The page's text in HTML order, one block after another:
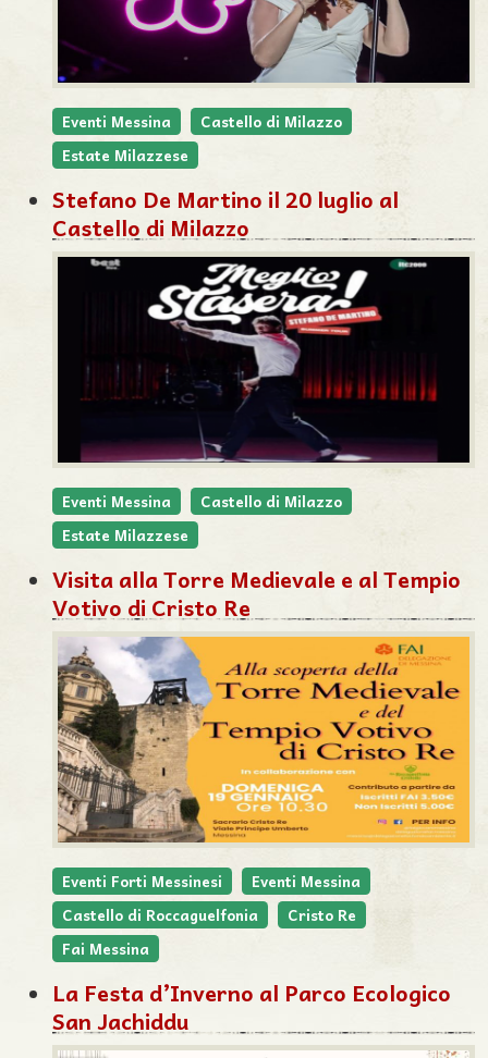
Eventi Messina
Castello di Milazzo
Estate Milazzese
Stefano De Martino il 20 luglio al
Castello di Milazzo
Eventi Messina
Castello di Milazzo
Estate Milazzese
Visita alla Torre Medievale e al Tempio
Votivo di Cristo Re
Eventi Forti Messinesi
Eventi Messina
Castello di Roccaguelfonia
Cristo Re
Fai Messina
La Festa d’Inverno al Parco Ecologico
San Jachiddu